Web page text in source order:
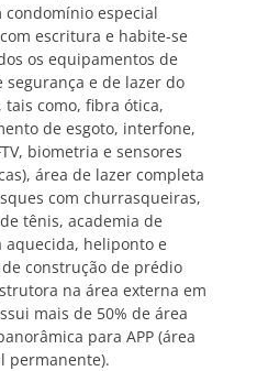
condomínio especial
escritura e habite-se
os equipamentos de
e de lazer do
como, fibra ótica,
de esgoto, interfone,
biometria e sensores
área de lazer completa
com churrasqueiras,
tênis, academia de
aquecida, heliponto e
construção de prédio
na área externa em
mais de 50% de área
para APP (área
permanente).